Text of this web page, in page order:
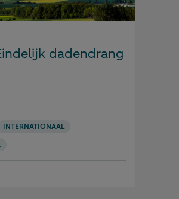
dadendrang
INTERNATIONAAL